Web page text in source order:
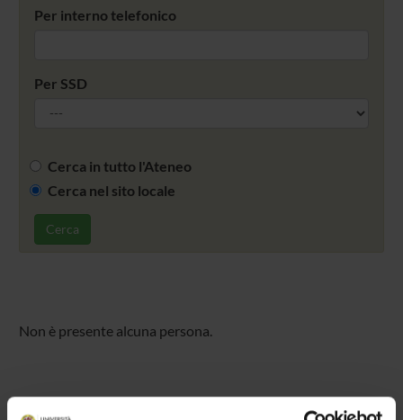
Per interno telefonico
Per SSD
Cerca in tutto l'Ateneo
Cerca nel sito locale
Cerca
Non è presente alcuna persona.